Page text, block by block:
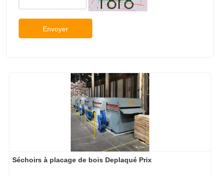
Envoyer
Séchoirs à placage de bois Deplaqué Prix